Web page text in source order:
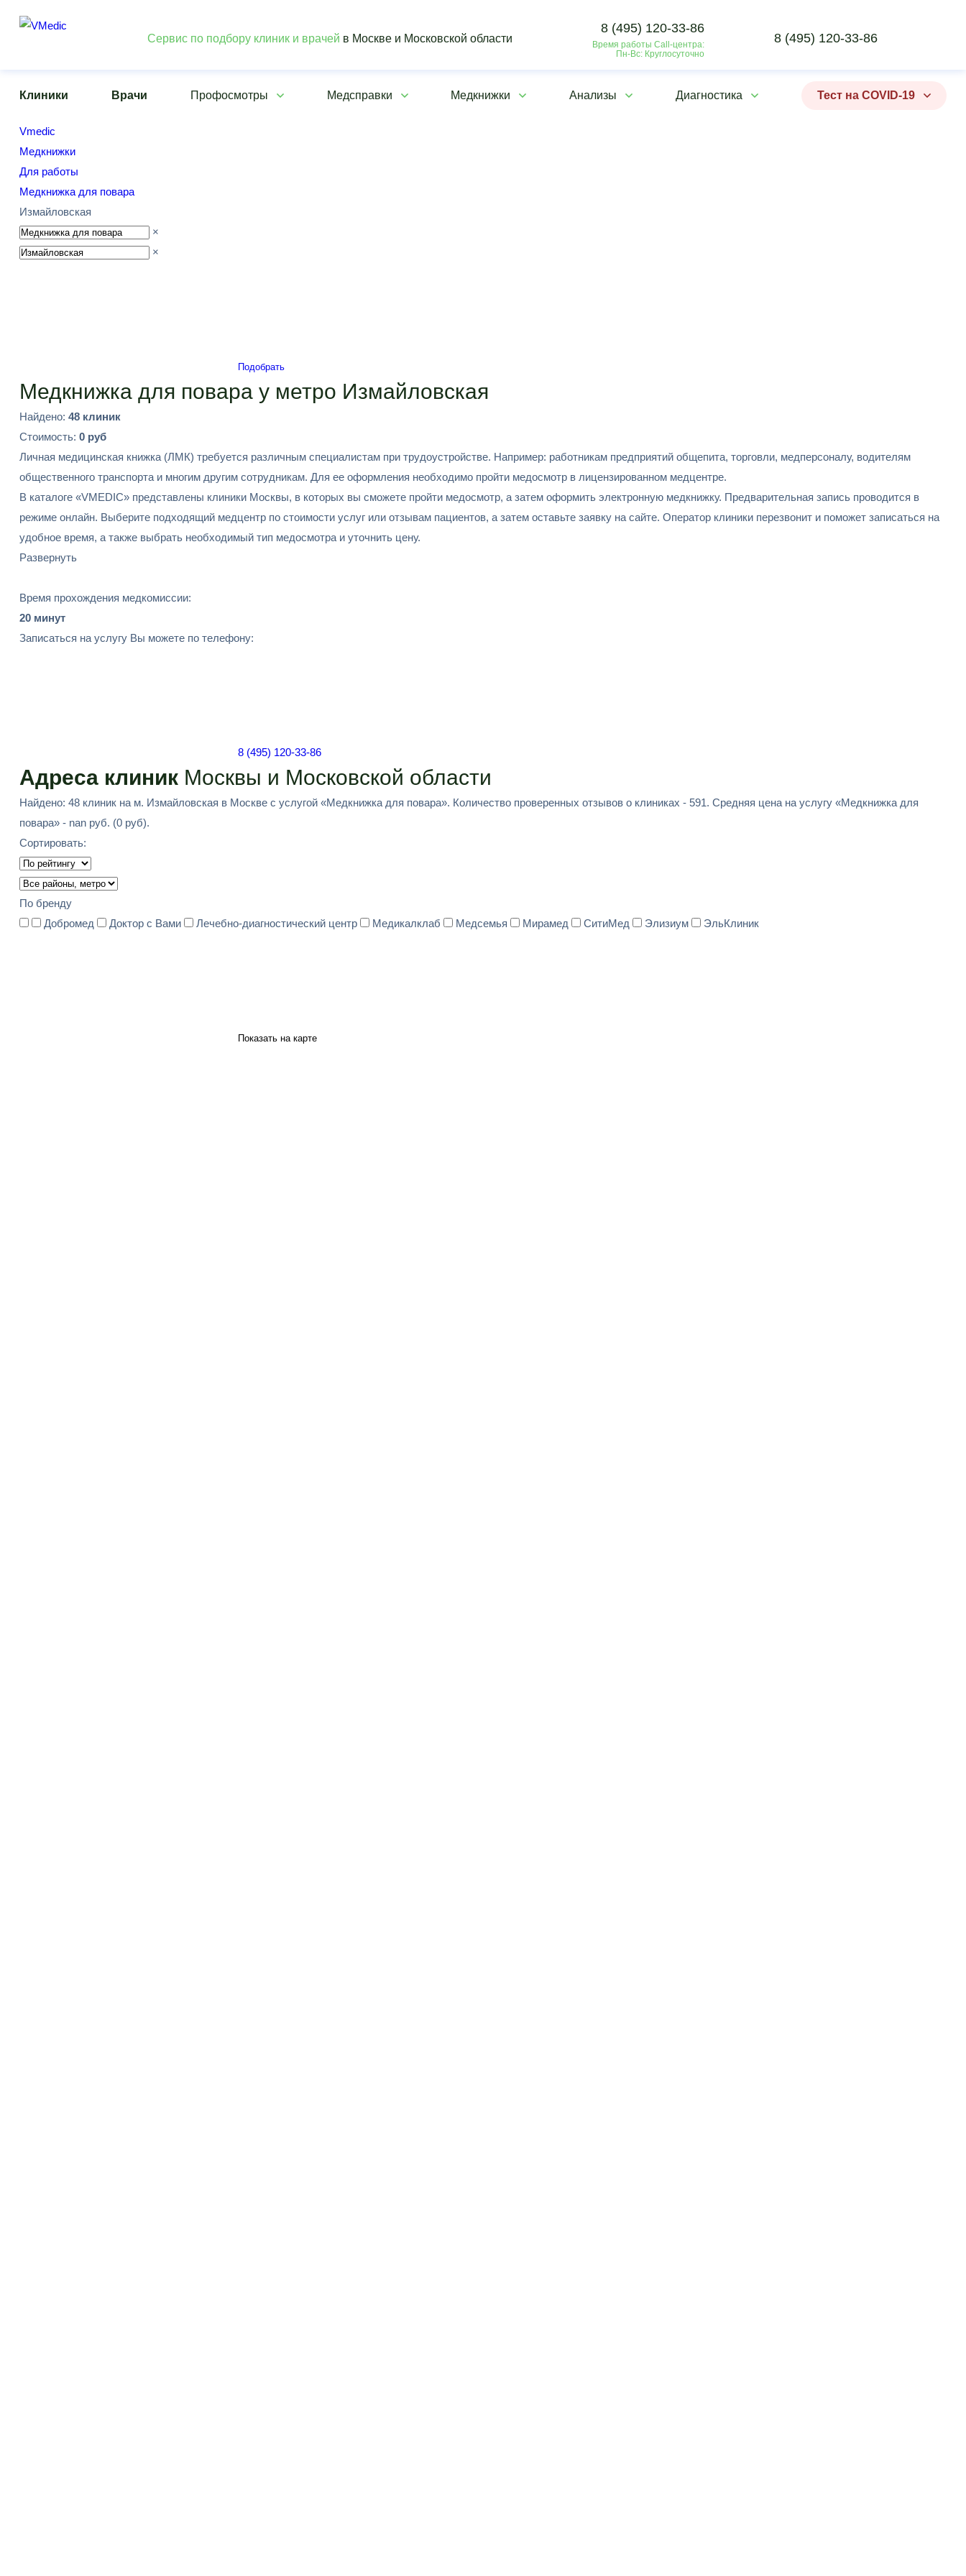
Сервис по подбору клиник и врачей в Москве и Московской области
8 (495) 120-33-86
Время работы Call-центра:
Пн-Вс: Круглосуточно
8 (495) 120-33-86
Клиники Врачи Профосмотры Медсправки Медкнижки Анализы Диагностика Тест на COVID-19
Vmedic
Медкнижки
Для работы
Медкнижка для повара
Измайловская
×
×
Подобрать
Медкнижка для повара у метро Измайловская
Найдено: 48 клиник
Стоимость: 0 руб
Личная медицинская книжка (ЛМК) требуется различным специалистам при трудоустройстве. Например: работникам предприятий общепита, торговли, медперсоналу, водителям
общественного транспорта и многим другим сотрудникам. Для ее оформления необходимо пройти медосмотр в лицензированном медцентре.
В каталоге «VMEDIC» представлены клиники Москвы, в которых вы сможете пройти медосмотр, а затем оформить электронную медкнижку. Предварительная запись проводится в
режиме онлайн. Выберите подходящий медцентр по стоимости услуг или отзывам пациентов, а затем оставьте заявку на сайте. Оператор клиники перезвонит и поможет записаться на
удобное время, а также выбрать необходимый тип медосмотра и уточнить цену.
Развернуть
Время прохождения медкомиссии:
20 минут
Записаться на услугу Вы можете по телефону:
8 (495) 120-33-86
Адреса клиник Москвы и Московской области
Найдено: 48 клиник на м. Измайловская в Москве с услугой «Медкнижка для повара». Количество проверенных отзывов о клиниках - 591. Средняя цена на услугу «Медкнижка для
повара» - nan руб. (0 руб).
Сортировать:
По бренду
Добромед
Доктор с Вами Лечебно-диагностический центр Медикалклаб Медсемья Мирамед СитиМед Элизиум ЭльКлиник
Показать на карте